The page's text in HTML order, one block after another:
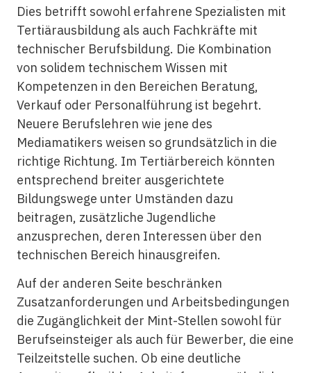
Dies betrifft sowohl erfahrene Spezialisten mit
Tertiärausbildung als auch Fachkräfte mit
technischer Berufsbildung. Die Kombination
von solidem technischem Wissen mit
Kompetenzen in den Bereichen Beratung,
Verkauf oder Personalführung ist begehrt.
Neuere Berufslehren wie jene des
Mediamatikers weisen so grundsätzlich in die
richtige Richtung. Im Tertiärbereich könnten
entsprechend breiter ausgerichtete
Bildungswege unter Umständen dazu
beitragen, zusätzliche Jugendliche
anzusprechen, deren Interessen über den
technischen Bereich hinausgreifen.
Auf der anderen Seite beschränken
Zusatzanforderungen und Arbeitsbedingungen
die Zugänglichkeit der Mint-Stellen sowohl für
Berufseinsteiger als auch für Bewerber, die eine
Teilzeitstelle suchen. Ob eine deutliche